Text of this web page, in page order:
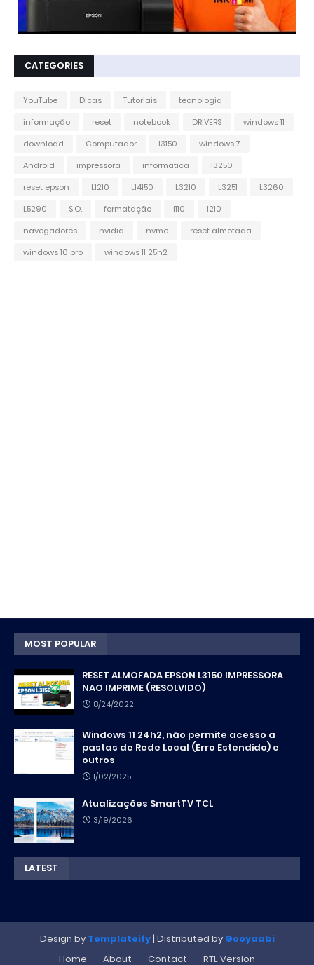
CATEGORIES
YouTube Dicas Tutoriais
tecnologia
informação
reset notebook DRIVERS
windows 11
download
Computador l3150
windows 7
Android
impressora informatica
l3250
reset epson
L1210 L14150 L3210 L3251
L3260
L5290
S.O. formatação l110
l210
navegadores
nvidia nvme
reset almofada
windows 10 pro
windows 11 25h2
MOST POPULAR
RESET ALMOFADA EPSON L3150 IMPRESSORA
NAO IMPRIME (RESOLVIDO)
8/24/2022
Windows 11 24h2, não permite acesso a
pastas de Rede Local (Erro Estendido) e
outros
1/02/2025
Atualizações SmartTV TCL
3/19/2026
LATEST
Design by Templateify| Distributed by Gooyaabi
Home
About Contact RTL Version